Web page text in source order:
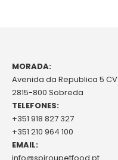
MORADA:
Avenida da Republica 5 CV
2815-800 Sobreda
TELEFONES:
+351 918 827 327
+351 210 964 100
EMAIL: